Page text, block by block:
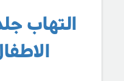
التهاب